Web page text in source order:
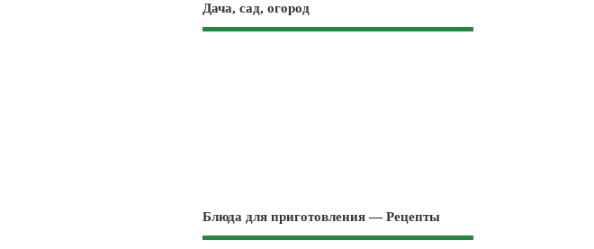
Дача, сад, огород
Блюда для приготовления — Рецепты